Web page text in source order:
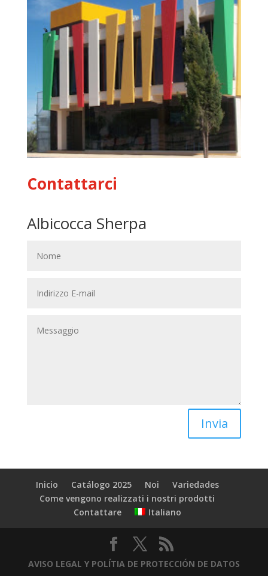
Contattarci
Albicocca Sherpa
Invia
Inicio Catálogo 2025 Noi
Variedades
Come vengono realizzati i nostri prodotti
Contattare
Italiano
AVISO LEGAL Y POLÍTIA DE PROTECCIÓN DE DATOS